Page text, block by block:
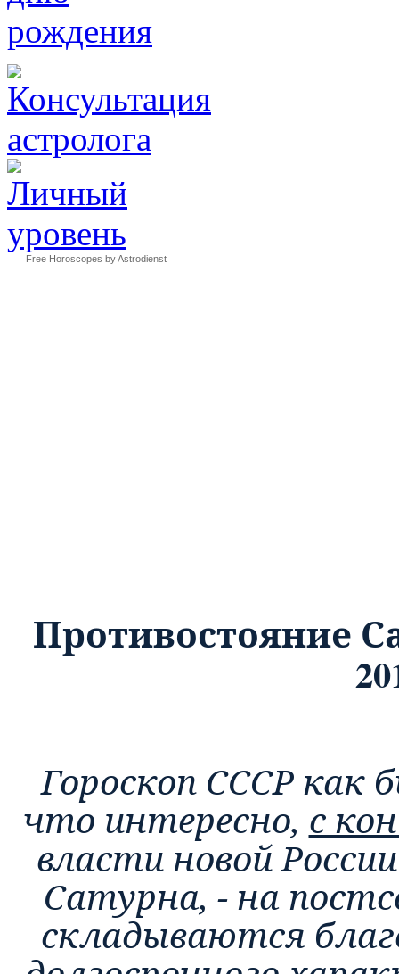
Free Horoscopes by Astrodienst
Противостояние
Гороскоп СССР
что интересно, с
власти новой
Сатурна, - на
складываются